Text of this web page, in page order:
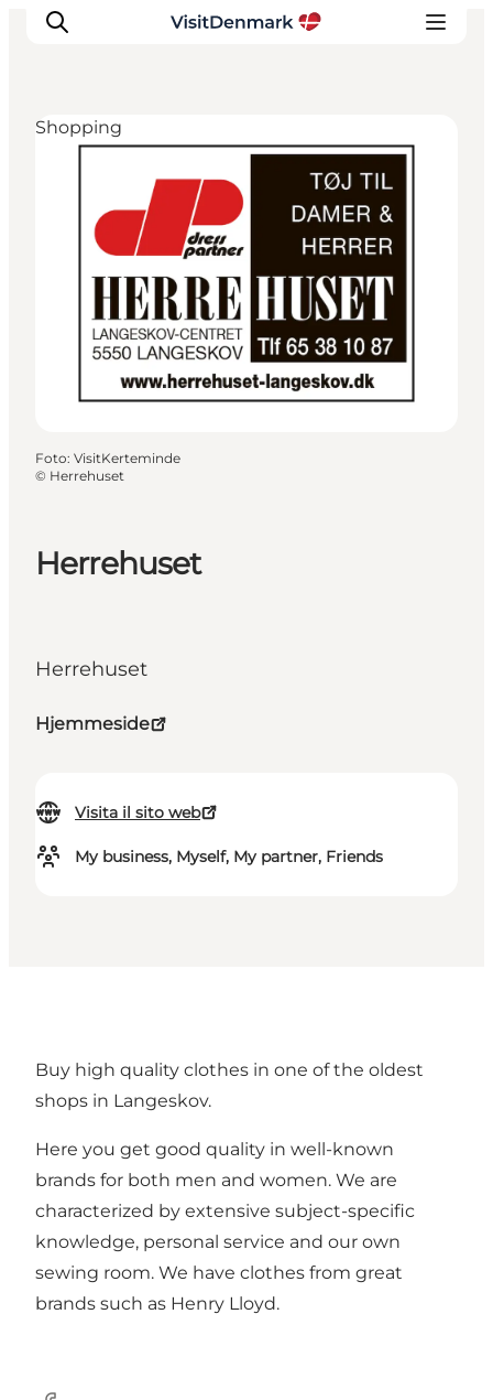
Ispirazioni
Dove andare
Cosa fare
Dove dormire
Pianifica il viaggio
Herrehuset
Herrehuset
Hjemmeside
Visita il sito web
My business, Myself, My partner, Friends
Shopping
Foto: VisitKerteminde
© Herrehuset
Buy high quality clothes in one of the oldest
shops in Langeskov.
Here you get good quality in well-known
brands for both men and women. We are
characterized by extensive subject-specific
knowledge, personal service and our own
sewing room. We have clothes from great
brands such as Henry Lloyd.